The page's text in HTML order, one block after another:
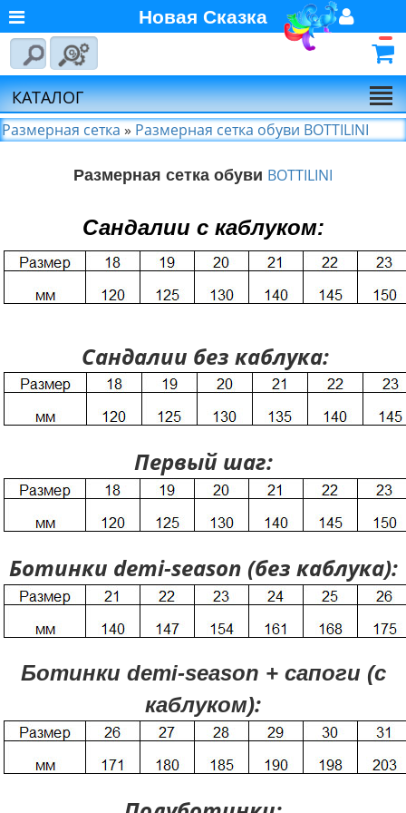
Главная
О компании
Новости
Калькулятора доставки
Байкал-Сервис
Калькулятора доставки
Первая
Экспедиционная
Калькулятора доставки
Деловые Линии
Размерная сетка
Обратная связь
Вопрос-Ответ
Новая Сказка
Регистрация
Авторизуйтесь
КАТАЛОГ
Размерная сетка » Размерная сетка обуви BOTTILINI
Размерная сетка обуви BOTTILINI
Сандалии с каблуком:
Сандалии без каблука:
Первый шаг:
Ботинки demi-season (без каблука):
Ботинкиdemi-season + сапоги (с
каблуком):